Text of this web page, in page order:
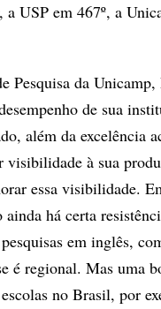
USP em 467º, a
Pesquisa da
de sua
além da excelência
visibilidade à sua
essa visibilidade.
ainda há certa
em inglês,
é regional. Mas uma
no Brasil, por